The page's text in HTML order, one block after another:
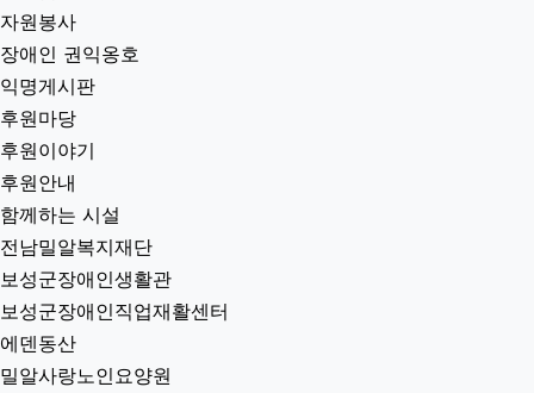
자원봉사
장애인 권익옹호
익명게시판
후원마당
후원이야기
후원안내
함께하는 시설
전남밀알복지재단
보성군장애인생활관
보성군장애인직업재활센터
에덴동산
밀알사랑노인요양원